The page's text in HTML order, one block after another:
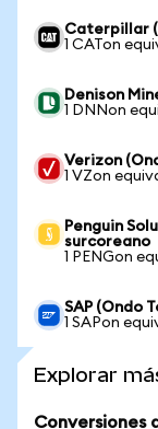
Caterpillar
1 CATon
Denison
1 DNNon
Verizon
1 VZon
Penguin
surcoreano
1 PENGon
SAP (Ondo
1 SAPon
Explorar
Conversiones